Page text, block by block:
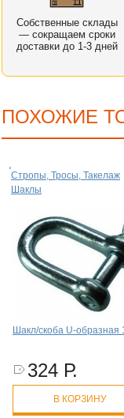
Собственные склады
— сокращаем сроки
доставки до 1-3 дней
ПОХОЖИЕ
Стропы, Тросы, Такелаж
Шаклы
Шакл/скоба U-образная
324 Р.
В КОРЗИНУ